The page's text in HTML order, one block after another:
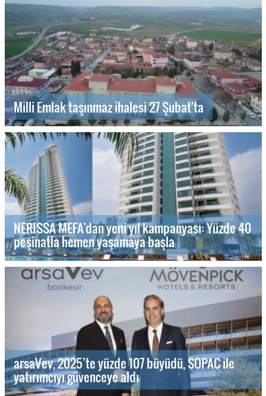
Milli Emlak taşınmaz ihalesi 27 Şubat'ta
NERISSA MEFA’dan yeni yıl kampanyası: Yüzde 40
peşinatla hemen yaşamaya başla
arsaVev, 2025’te yüzde 107 büyüdü, SOPAC ile
yatırımcıyı güvenceye aldı